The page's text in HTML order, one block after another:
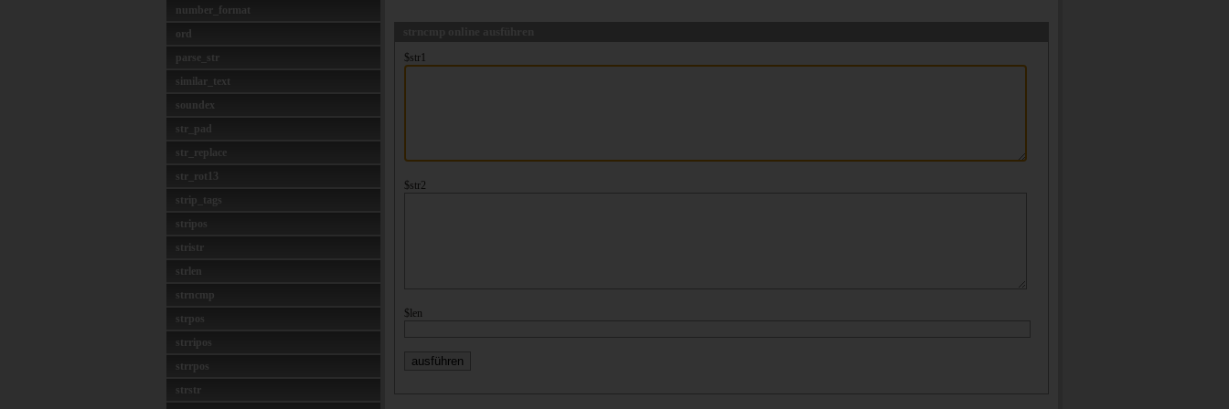
number_format
ord
parse_str
similar_text
soundex
str_pad
str_replace
str_rot13
strip_tags
stripos
stristr
strlen
strncmp
strpos
strripos
strrpos
strstr
$str1
$str2
$len